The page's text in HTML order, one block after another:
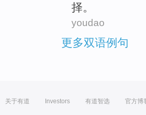
择。
youdao
更多双语例句
关于有道 Investors 有道智选 官方博